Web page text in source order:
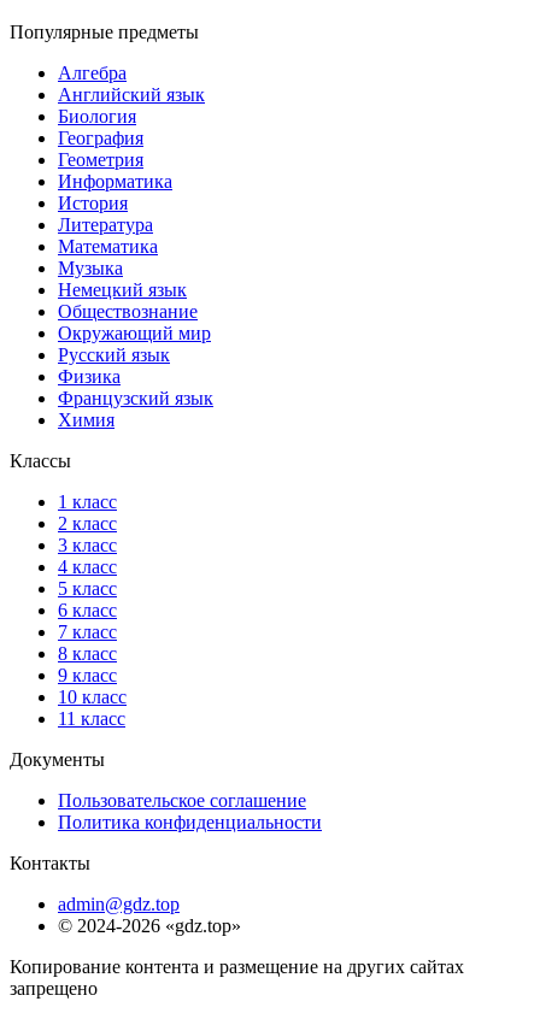
Популярные предметы
Алгебра
Английский язык
Биология
География
Геометрия
Информатика
История
Литература
Математика
Музыка
Немецкий язык
Обществознание
Окружающий мир
Русский язык
Физика
Французский язык
Химия
Классы
1 класс
2 класс
3 класс
4 класс
5 класс
6 класс
7 класс
8 класс
9 класс
10 класс
11 класс
Документы
Пользовательское соглашение
Политика конфиденциальности
Контакты
admin@gdz.top
© 2024-2026 «gdz.top»
Копирование контента и размещение на других сайтах
запрещено